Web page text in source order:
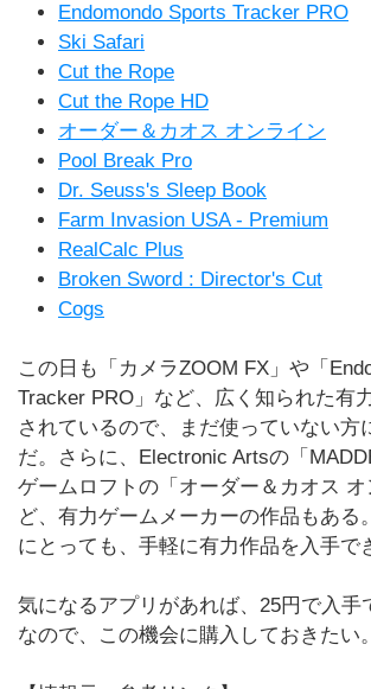
Endomondo Sports Tracker PRO
Ski Safari
Cut the Rope
Cut the Rope HD
オーダー＆カオス オンライン
Pool Break Pro
Dr. Seuss's Sleep Book
Farm Invasion USA - Premium
RealCalc Plus
Broken Sword : Director's Cut
Cogs
この日も「カメラZOOM FX」や「
Tracker PRO」など、広く知られた有
されているので、まだ使っていない方
だ。さらに、Electronic Artsの「
ゲームロフトの「オーダー＆カオス
ど、有力ゲームメーカーの作品もある
にとっても、手軽に有力作品を入手で
気になるアプリがあれば、25円で入手
なので、この機会に購入しておきたい。